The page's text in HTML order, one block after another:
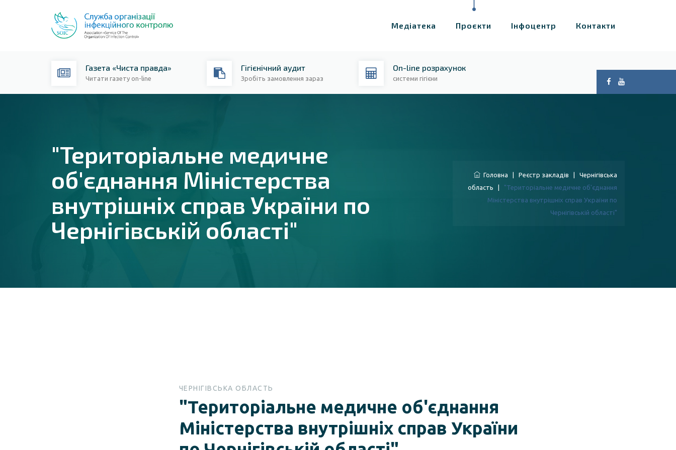
Медіатека Проєкти Інфоцентр Контакти
Газета «Чиста правда»
Читати газету on-line
Гігієнічний аудит
Зробіть замовлення зараз
On-line розрахунок
системи гігієни
"Територіальне медичне
об'єднання Міністерства
внутрішніх справ України по
Чернігівській області"
Головна Реєстр закладів
Чернігівська
область
"Територіальне медичне об'єднання
Міністерства внутрішніх справ України по
Чернігівській області"
ЧЕРНІГІВСЬКА ОБЛАСТЬ
"Територіальне медичне об'єднання
Міністерства внутрішніх справ України